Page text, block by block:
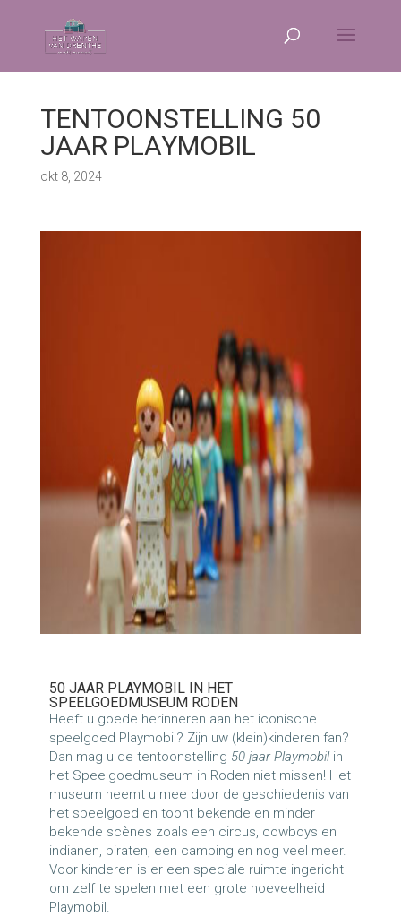
TENTOONSTELLING 50
JAAR PLAYMOBIL
okt 8, 2024
50 JAAR PLAYMOBIL IN HET
SPEELGOEDMUSEUM RODEN
Heeft u goede herinneren aan het iconische
speelgoed Playmobil? Zijn uw (klein)kinderen fan?
Dan mag u de tentoonstelling 50 jaar Playmobilin
het Speelgoedmuseum in Roden niet missen! Het
museum neemt u mee door de geschiedenis van
het speelgoed en toont bekende en minder
bekende scènes zoals een circus, cowboys en
indianen, piraten, een camping en nog veel meer.
Voor kinderen is er een speciale ruimte ingericht
om zelf te spelen met een grote hoeveelheid
Playmobil.